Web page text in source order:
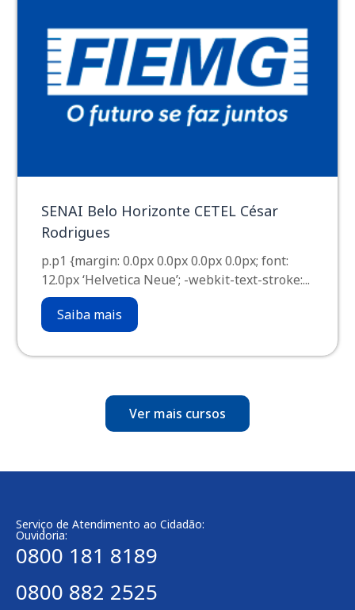
SENAI Belo Horizonte CETEL César
Rodrigues
p.p1 {margin: 0.0px 0.0px 0.0px 0.0px; font:
12.0px ‘Helvetica Neue’; -webkit-text-stroke:...
Saiba mais
Ver mais cursos
Serviço de Atendimento ao Cidadão:
Ouvidoria:
0800 181 8189
0800 882 2525